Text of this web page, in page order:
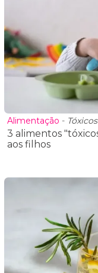
Alimentação - Tóxicos
3 alimentos
aos filhos